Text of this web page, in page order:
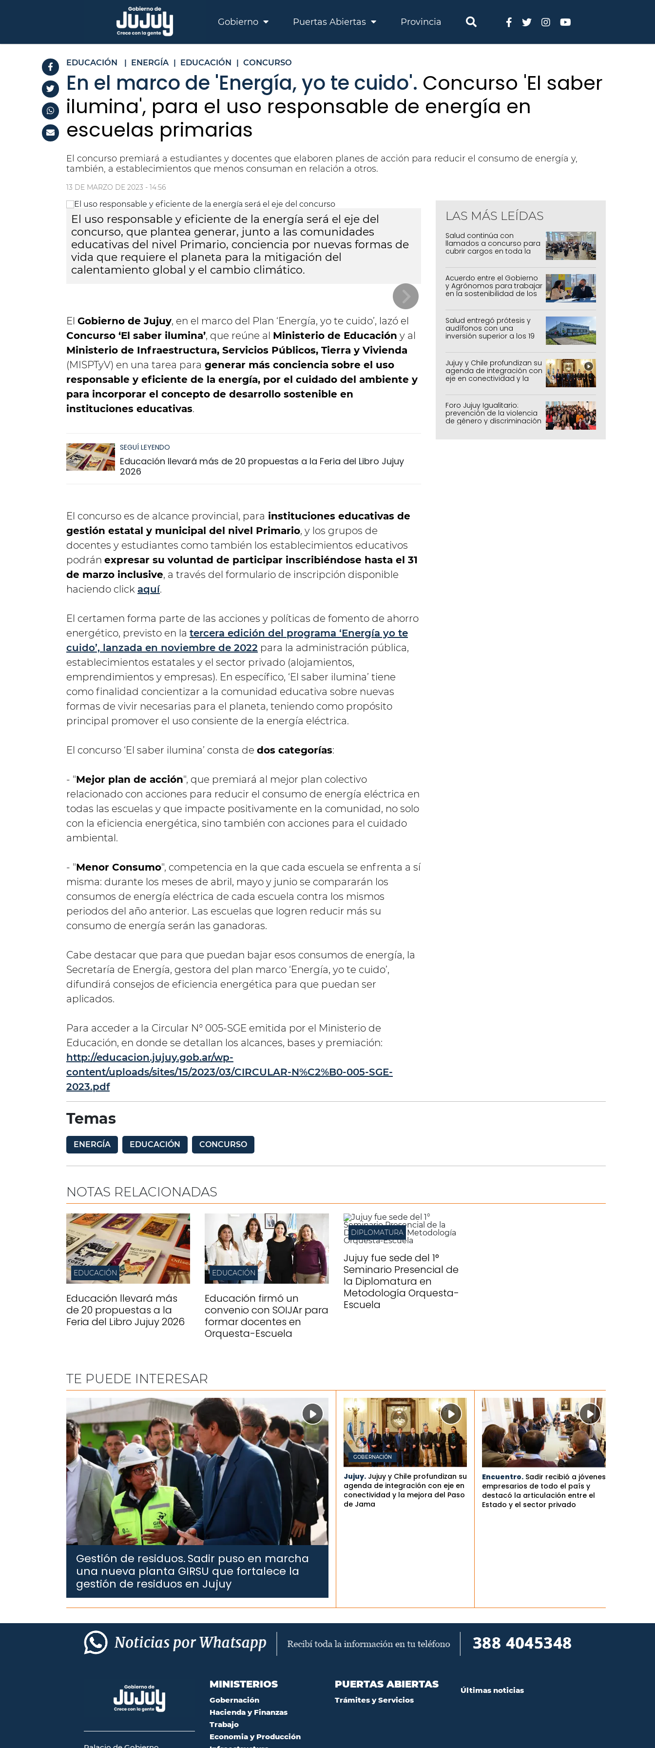
Gobierno Puertas Abiertas Provincia
EDUCACIÓN | ENERGÍA | EDUCACIÓN | CONCURSO
En el marco de 'Energía, yo te cuido'. Concurso 'El saber
ilumina', para el uso responsable de energía en
escuelas primarias
El concurso premiará a estudiantes y docentes que elaboren planes de acción para reducir el consumo de energía y,
también, a establecimientos que menos consuman en relación a otros.
13 DE MARZO DE 2023 - 14:56
El uso responsable y eficiente de la energía será el eje del
concurso, que plantea generar, junto a las comunidades
educativas del nivel Primario, conciencia por nuevas formas de
vida que requiere el planeta para la mitigación del
calentamiento global y el cambio climático.
El uso responsable y eficiente de la energía será el eje del
formas de vida que requiere el planeta para la mitigación
cambio climático.
El Gobierno de Jujuy, en el marco del Plan ‘Energía, yo te cuido’, lazó el
Concurso ‘El saber ilumina’, que reúne al Ministerio de Educación y al
Ministerio de Infraestructura, Servicios Públicos, Tierra y Vivienda
(MISPTyV) en una tarea para generar más conciencia sobre el uso
responsable y eficiente de la energía, por el cuidado del ambiente y
para incorporar el concepto de desarrollo sostenible en
instituciones educativas.
SEGUÍ LEYENDO
Educación llevará más de 20 propuestas a la Feria del Libro Jujuy
2026
El concurso es de alcance provincial, para instituciones educativas de
gestión estatal y municipal del nivel Primario, y los grupos de
docentes y estudiantes como también los establecimientos educativos
podrán expresar su voluntad de participar inscribiéndose hasta el 31
de marzo inclusive, a través del formulario de inscripción disponible
haciendo click aquí.
El certamen forma parte de las acciones y políticas de fomento de ahorro
energético, previsto en la tercera edición del programa ‘Energía yo te
cuido’, lanzada en noviembre de 2022 para la administración pública,
establecimientos estatales y el sector privado (alojamientos,
emprendimientos y empresas). En específico, ‘El saber ilumina’ tiene
como finalidad concientizar a la comunidad educativa sobre nuevas
formas de vivir necesarias para el planeta, teniendo como propósito
principal promover el uso consiente de la energía eléctrica.
El concurso ‘El saber ilumina’ consta de dos categorías:
- "Mejor plan de acción", que premiará al mejor plan colectivo
relacionado con acciones para reducir el consumo de energía eléctrica en
todas las escuelas y que impacte positivamente en la comunidad, no solo
con la eficiencia energética, sino también con acciones para el cuidado
ambiental.
- "Menor Consumo", competencia en la que cada escuela se enfrenta a sí
misma: durante los meses de abril, mayo y junio se compararán los
consumos de energía eléctrica de cada escuela contra los mismos
periodos del año anterior. Las escuelas que logren reducir más su
consumo de energía serán las ganadoras.
Cabe destacar que para que puedan bajar esos consumos de energía, la
Secretaría de Energía, gestora del plan marco ‘Energía, yo te cuido’,
difundirá consejos de eficiencia energética para que puedan ser
aplicados.
Para acceder a la Circular N° 005-SGE emitida por el Ministerio de
Educación, en donde se detallan los alcances, bases y premiación:
http://educacion.jujuy.gob.ar/wp-
content/uploads/sites/15/2023/03/CIRCULAR-N%C2%B0-005-SGE-
2023.pdf
LAS MÁS LEÍDAS
Salud continúa con
llamados a concurso para
cubrir cargos en toda la
Acuerdo entre el Gobierno
y Agrónomos para trabajar
en la sostenibilidad de los
agrícolas, pecuarios y
forestal
Salud entregó prótesis y
audífonos con una
inversión superior a los 19
millones de pesos
Jujuy y Chile profundizan su
agenda de integración con
eje en conectividad y la
mejora del Paso de Jama
Foro Jujuy Igualitario:
prevención de la violencia
de género y discriminación
Temas
ENERGÍA EDUCACIÓN CONCURSO
NOTAS RELACIONADAS
EDUCACIÓN
Educación llevará más
de 20 propuestas a la
Feria del Libro Jujuy 2026
EDUCACIÓN
Educación firmó un
convenio con SOIJAr para
formar docentes en
Orquesta-Escuela
DIPLOMATURA
Jujuy fue sede del 1°
Seminario Presencial de
la Diplomatura en
Metodología Orquesta-
Escuela
TE PUEDE INTERESAR
Gestión de residuos.Sadir puso en marcha
una nueva planta GIRSU que fortalece la
gestión de residuos en Jujuy
GOBERNACIÓN
Jujuy. Jujuy y Chile profundizan su
agenda de integración con eje en
conectividad y la mejora del Paso
de Jama
Encuentro. Sadir recibió a jóvenes
empresarios de todo el país y
destacó la articulación entre el
Estado y el sector privado
MINISTERIOS
Gobernación
Hacienda y Finanzas
Trabajo
Economia y Producción
PUERTAS ABIERTAS
Trámites y Servicios
Últimas noticias